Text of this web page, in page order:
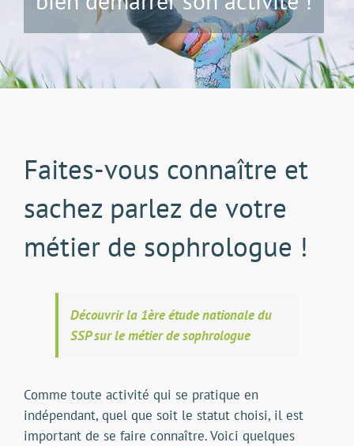
Faites-vous connaître et
sachez parlez de votre
métier de sophrologue !
Découvrir la 1ère étude nationale du
SSP sur le métier de sophrologue
Comme toute activité qui se pratique en
indépendant, quel que soit le statut choisi, il est
important de se faire connaître. Voici quelques